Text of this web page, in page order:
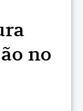
no